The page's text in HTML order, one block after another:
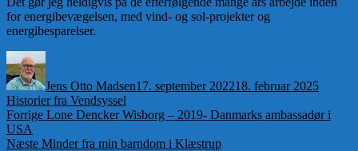
for energibevægelsen, med vind- og sol-projekter og
energibesparelser.
Jens Otto Madsen17. september 202218. februar 2025
Historier fra Vendsyssel
Indlægsnavigation
Forrige Forrige
Lone Dencker Wisborg – 2019- Danmarks ambassadør i
USA
Næste Næste
Minder fra min barndom i Klæstrup